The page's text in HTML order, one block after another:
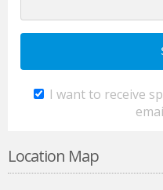
I want to receive
Location Map